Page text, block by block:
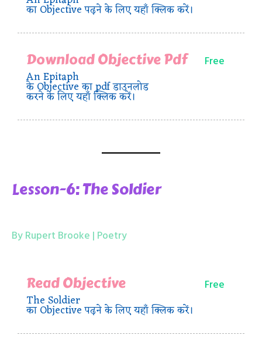
का Objective पढ़ने के लिए यहाँ क्लिक करें।
Download Objective Pdf
An Epitaph
के Objective का pdf डाउनलोड
करने के लिए यहाँ क्लिक करें।
Free
Lesson-6: The Soldier
By Rupert Brooke | Poetry
Read Objective
The Soldier
का Objective पढ़ने के लिए यहाँ क्लिक करें।
Free